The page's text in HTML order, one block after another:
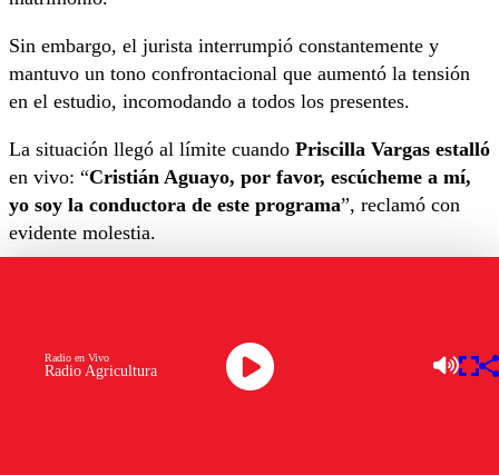
Sin embargo, el jurista interrumpió constantemente y
mantuvo un tono confrontacional que aumentó la tensión
en el estudio, incomodando a todos los presentes.
La situación llegó al límite cuando Priscilla Vargas estalló
en vivo: “Cristián Aguayo, por favor, escúcheme a mí,
yo soy la conductora de este programa”, reclamó con
evidente molestia.
hablando humanamente”.
Radio Agricultura
Radio en Vivo